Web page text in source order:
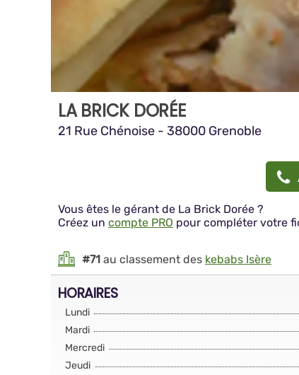
LA BRICK DORÉE
21 Rue Chénoise - 38000 Grenoble
Vous êtes le gérant de La Brick Dorée ?
Créez un compte PRO pour compléter votre
#71 au classement des kebabs Isère
HORAIRES
Lundi
Mardi
Mercredi
Jeudi